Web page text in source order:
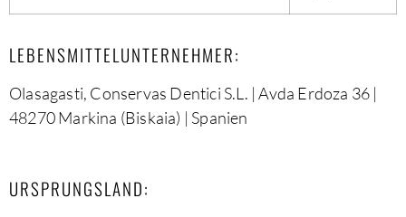
LEBENSMITTELUNTERNEHMER:
Olasagasti, Conservas Dentici S.L. | Avda Erdoza 36 |
48270 Markina (Biskaia) | Spanien
URSPRUNGSLAND: